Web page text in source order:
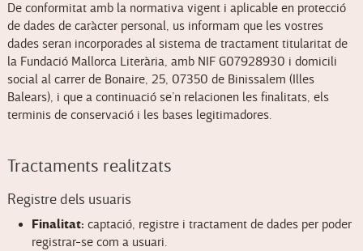
De conformitat amb la normativa vigent i aplicable en protecció
de dades de caràcter personal, us informam que les vostres
dades seran incorporades al sistema de tractament titularitat de
la Fundació Mallorca Literària, amb NIF G07928930 i domicili
social al carrer de Bonaire, 25, 07350 de Binissalem (Illes
Balears), i que a continuació se’n relacionen les finalitats, els
terminis de conservació i les bases legitimadores.
Tractaments realitzats
Registre dels usuaris
Finalitat: captació, registre i tractament de dades per poder
registrar-se com a usuari.